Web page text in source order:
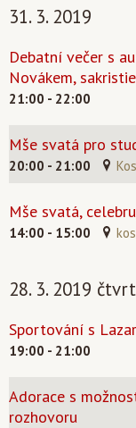
31. 3. 2019
Debatní večer s
Novákem, sakristie
21:00 - 22:00
Mše svatá pro
20:00 - 21:00
Mše svatá,
14:00 - 15:00
28. 3. 2019
Sportování s
19:00 - 21:00
Adorace s
rozhovoru